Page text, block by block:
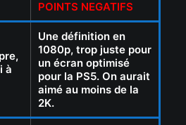
POINTS NEGATIFS
à
Une définition en
1080p, trop juste pour
un écran optimisé
pour la PS5. On aurait
aimé au moins de la
2K.